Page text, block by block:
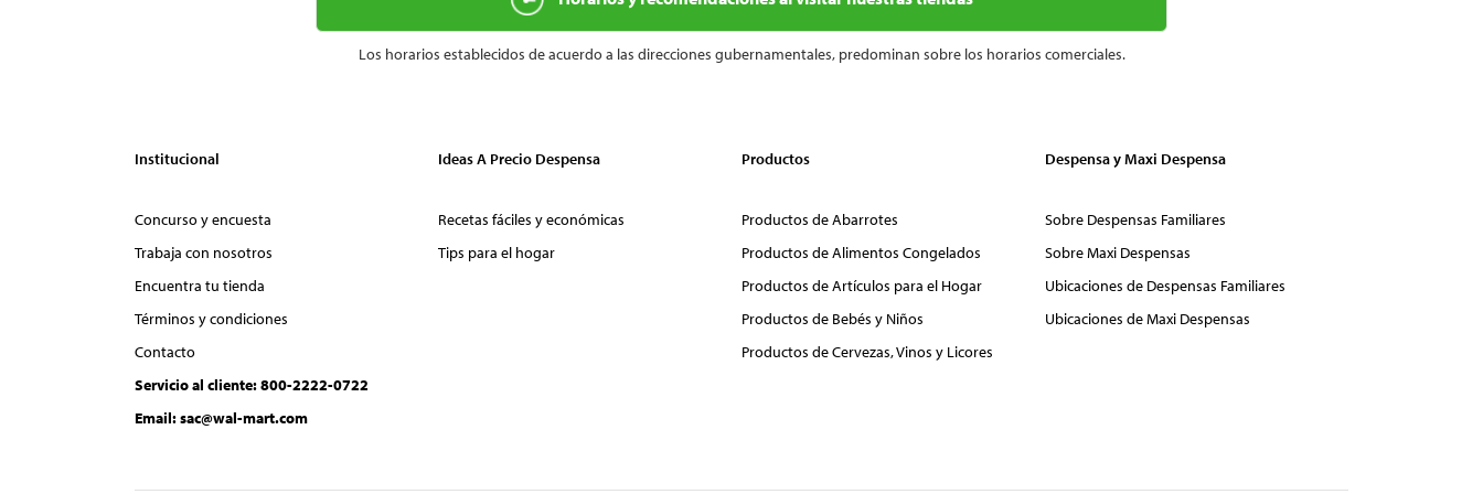
Los horarios establecidos de acuerdo a las direcciones gubernamentales, predominan sobre los horarios comerciales.
Institucional
Concurso y encuesta
Trabaja con nosotros
Encuentra tu tienda
Términos y condiciones
Contacto
Servicio al cliente: 800-2222-0722
Email: sac@wal-mart.com
Ideas A Precio Despensa
Recetas fáciles y económicas
Tips para el hogar
Productos
Productos de Abarrotes
Productos de Alimentos Congelados
Productos de Artículos para el Hogar
Productos de Bebés y Niños
Productos de Cervezas, Vinos y Licores
Despensa y Maxi Despensa
Sobre Despensas Familiares
Sobre Maxi Despensas
Ubicaciones de Despensas Familiares
Ubicaciones de Maxi Despensas